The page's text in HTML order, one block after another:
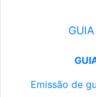
Emissão de